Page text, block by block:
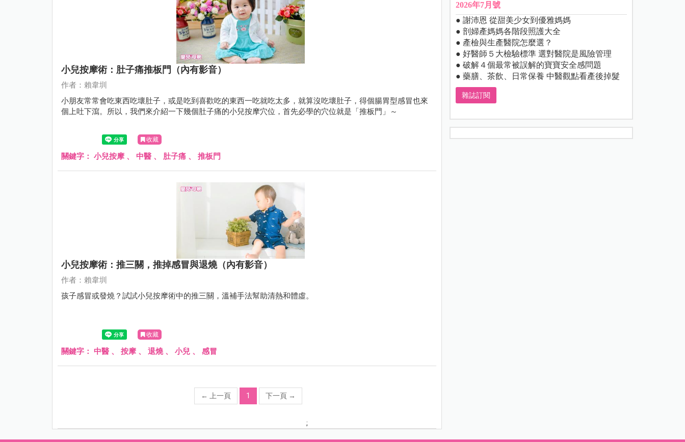
小兒按摩術：肚子痛推板門（內有影音）
作者：賴韋圳
小朋友常常會吃東西吃壞肚子，或是吃到喜歡吃的東西一吃就吃太多，就算沒吃壞肚子，得個腸胃型感冒也來
個上吐下瀉。所以，我們來介紹一下幾個肚子痛的小兒按摩穴位，首先必學的穴位就是「推板門」～
收藏
關鍵字： 小兒按摩 、 中醫 、 肚子痛 、 推板門
小兒按摩術：推三關，推掉感冒與退燒（內有影音）
作者：賴韋圳
孩子感冒或發燒？試試小兒按摩術中的推三關，溫補手法幫助清熱和體虛。
收藏
關鍵字： 中醫 、 按摩 、 退燒、 小兒 、 感冒
← 上一頁 1 下一頁 →
;
2026年7月號
● 謝沛恩 從甜美少女到優雅媽媽
● 剖婦產媽媽各階段照護大全
● 產檢與生產醫院怎麼選？
● 好醫師５大檢驗標準 選對醫院是風險管理
● 破解４個最常被誤解的寶寶安全感問題
● 藥膳、茶飲、日常保養 中醫觀點看產後掉髮
雜誌訂閱